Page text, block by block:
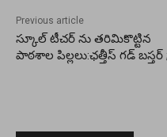
Previous article
స్కూల్ టీచర్ ను తరిమికొట్టిన
పాఠశాల పిల్లలు:ఛత్తీస్ గడ్ బస్తర్ ;